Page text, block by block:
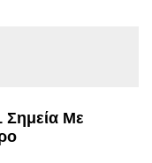
Σημεία Με